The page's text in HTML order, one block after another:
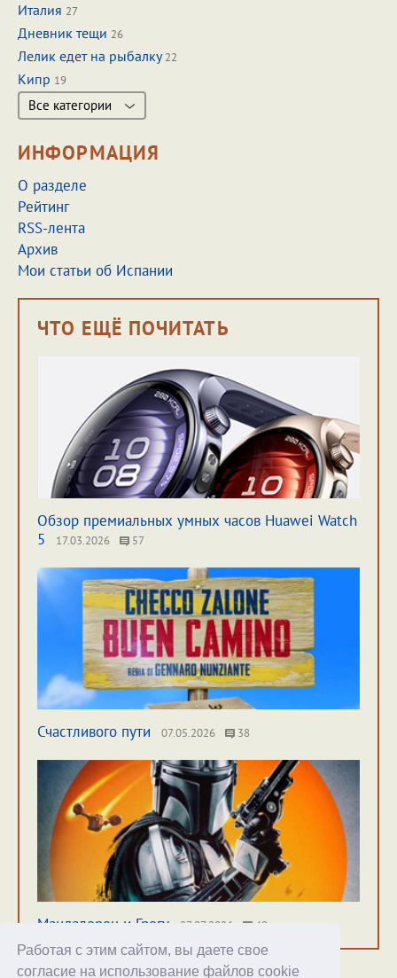
Работая с этим сайтом, вы даете свое
согласие на использование файлов cookie
Италия 27
Дневник тещи 26
Лелик едет на рыбалку22
Кипр 19
Все категории
ИНФОРМАЦИЯ
О разделе
Рейтинг
RSS-лента
Архив
Мои статьи об Испании
ЧТО ЕЩЁ ПОЧИТАТЬ
Обзор премиальных умных часов Huawei Watch
5
17.03.2026 57
Счастливого пути 07.05.2026 38
Мандалорец и Грогу 27.07.2026 49